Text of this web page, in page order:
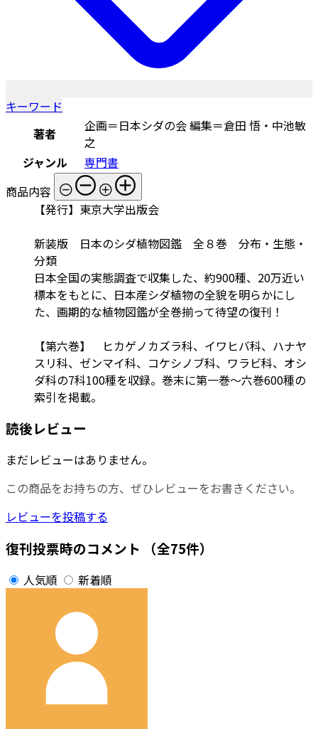
キーワード
著者
企画＝日本シダの会 編集＝倉田 悟・中池敏
之
ジャンル
専門書
商品内容
【発行】東京大学出版会
新装版 日本のシダ植物図鑑 全８巻 分布・生態・
分類
日本全国の実態調査で収集した、約900種、20万近い
標本をもとに、日本産シダ植物の全貌を明らかにし
た、画期的な植物図鑑が全巻揃って待望の復刊！
【第六巻】 ヒカゲノカズラ科、イワヒバ科、ハナヤ
スリ科、ゼンマイ科、コケシノブ科、ワラビ科、オシ
ダ科の7科100種を収録。巻末に第一巻～六巻600種の
索引を掲載。
読後レビュー
まだレビューはありません。
この商品をお持ちの方、ぜひレビューをお書きください。
レビューを投稿する
復刊投票時のコメント （全75件）
人気順 新着順